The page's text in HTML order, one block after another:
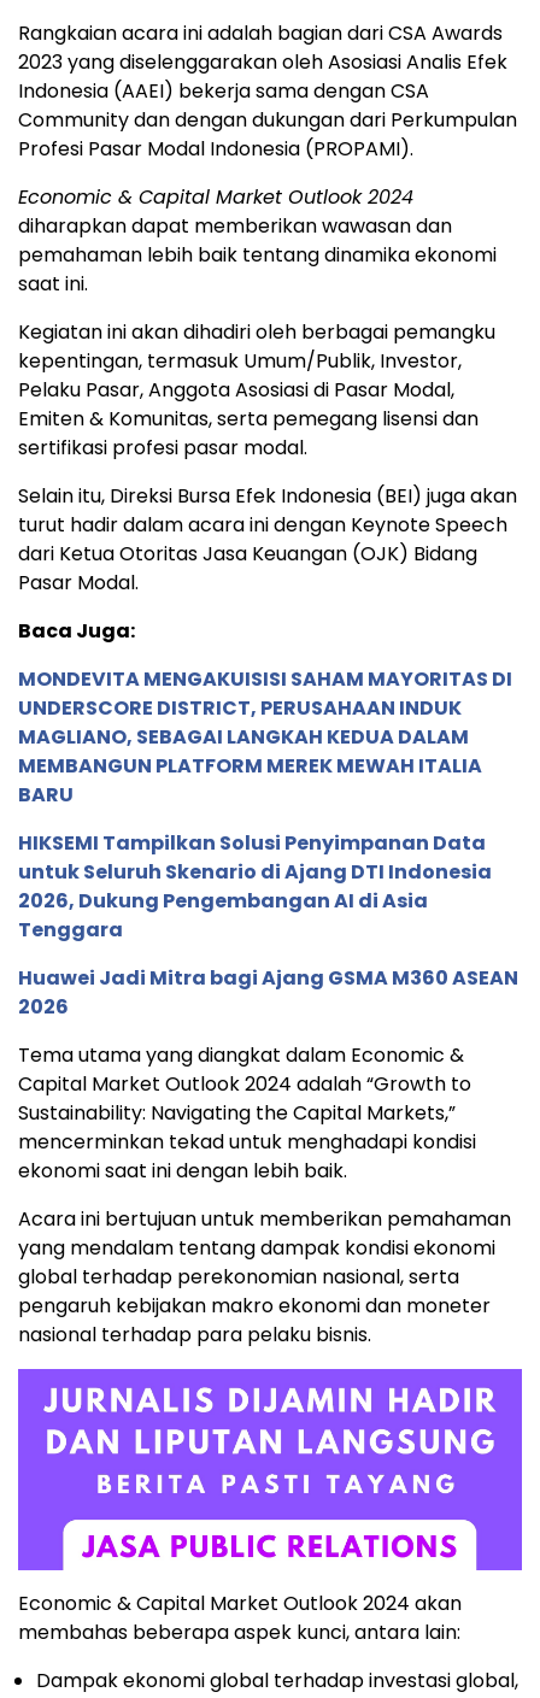
Rangkaian acara ini adalah bagian dari CSA Awards
2023 yang diselenggarakan oleh Asosiasi Analis Efek
Indonesia (AAEI) bekerja sama dengan CSA
Community dan dengan dukungan dari Perkumpulan
Profesi Pasar Modal Indonesia (PROPAMI).
Economic & Capital Market Outlook 2024
diharapkan dapat memberikan wawasan dan
pemahaman lebih baik tentang dinamika ekonomi
saat ini.
Kegiatan ini akan dihadiri oleh berbagai pemangku
kepentingan, termasuk Umum/Publik, Investor,
Pelaku Pasar, Anggota Asosiasi di Pasar Modal,
Emiten & Komunitas, serta pemegang lisensi dan
sertifikasi profesi pasar modal.
Selain itu, Direksi Bursa Efek Indonesia (BEI) juga akan
turut hadir dalam acara ini dengan Keynote Speech
dari Ketua Otoritas Jasa Keuangan (OJK) Bidang
Pasar Modal.
Baca Juga:
MONDEVITA MENGAKUISISI SAHAM MAYORITAS DI
UNDERSCORE DISTRICT, PERUSAHAAN INDUK
MAGLIANO, SEBAGAI LANGKAH KEDUA DALAM
MEMBANGUN PLATFORM MEREK MEWAH ITALIA
BARU
HIKSEMI Tampilkan Solusi Penyimpanan Data
untuk Seluruh Skenario di Ajang DTI Indonesia
2026, Dukung Pengembangan AI di Asia
Tenggara
Huawei Jadi Mitra bagi Ajang GSMA M360 ASEAN
2026
Tema utama yang diangkat dalam Economic &
Capital Market Outlook 2024 adalah “Growth to
Sustainability: Navigating the Capital Markets,”
mencerminkan tekad untuk menghadapi kondisi
ekonomi saat ini dengan lebih baik.
Acara ini bertujuan untuk memberikan pemahaman
yang mendalam tentang dampak kondisi ekonomi
global terhadap perekonomian nasional, serta
pengaruh kebijakan makro ekonomi dan moneter
nasional terhadap para pelaku bisnis.
Economic & Capital Market Outlook 2024 akan
membahas beberapa aspek kunci, antara lain:
Dampak ekonomi global terhadap investasi global,